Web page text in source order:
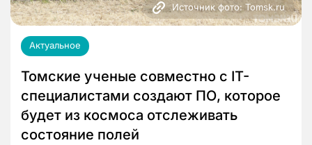
Источник фото: Tomsk.ru
Актуальное
Томские ученые совместно с IT-
специалистами создают ПО, которое
будет из космоса отслеживать
состояние полей